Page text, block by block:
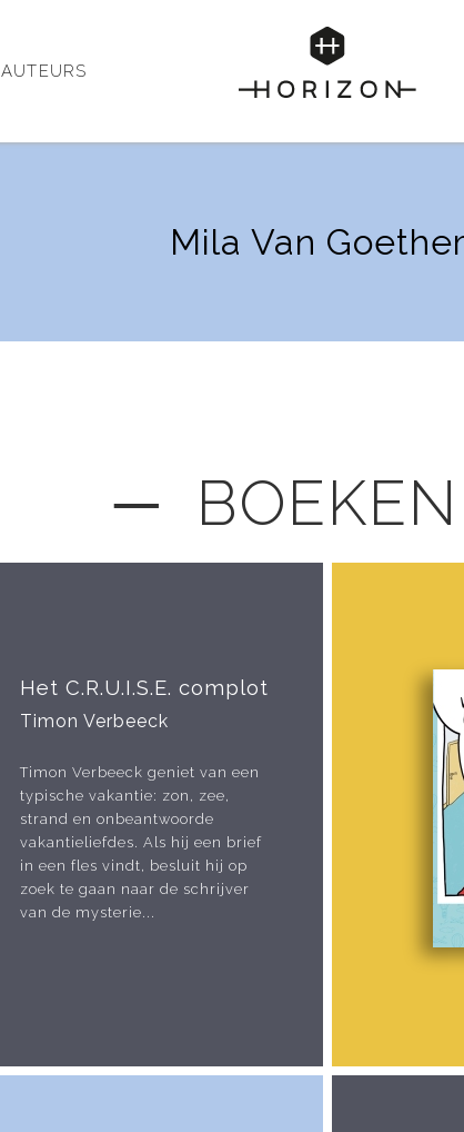
AUTEURS
Mila Van
─
Het C.R.U.I.S.E. complot
Timon Verbeeck
Timon Verbeeck geniet van een
typische vakantie: zon, zee,
strand en onbeantwoorde
vakantieliefdes. Als hij een brief
in een fles vindt, besluit hij op
zoek te gaan naar de schrijver
van de mysterie...